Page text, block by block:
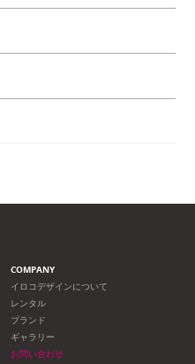
COMPANY
イロコデザインについて
レンタル
ブランド
ギャラリー
お問い合わせ